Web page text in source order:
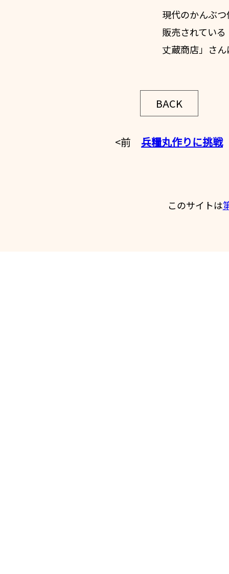
現代のかんぶ
販売されてい
丈蔵商店」さ
BACK
<前 兵糧丸作りに挑戦
このサイトは